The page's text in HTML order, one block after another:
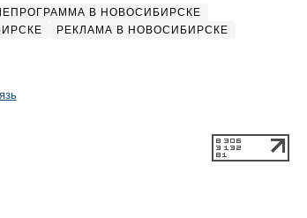
В НОВОСИБИРСКЕ
РЕКЛАМА В НОВОСИБИРСКЕ